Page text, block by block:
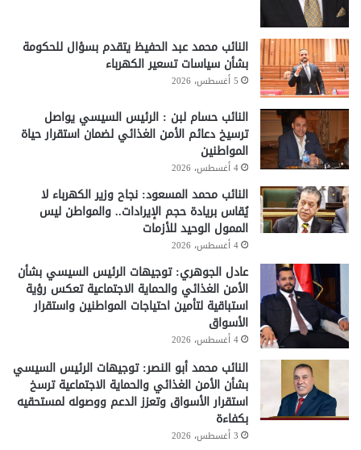
النائب محمد عبد الحفيظ يتقدم بسؤال للحكومة
بشأن سياسات تسعير الكهرباء
5 أغسطس، 2026
النائب حسام لبن : الرئيس السيسي يواصل
ترسيخ دعائم الأمن الغذائي لضمان استقرار حياة
المواطنين
4 أغسطس، 2026
النائب محمد المسعود: نجاح وزير الكهرباء لا
يُقاس بريادة حجم الإيرادات.. والمواطن ليس
الممول الوحيد للأزمات
4 أغسطس، 2026
عادل الجوهري: توجيهات الرئيس السيسي بشأن
الأمن الغذائي والحماية الاجتماعية تعكس رؤية
استباقية لتأمين احتياجات المواطنين واستقرار
الأسواق
4 أغسطس، 2026
النائب محمد أبو النصر: توجيهات الرئيس السيسي
بشأن الأمن الغذائي والحماية الاجتماعية ترسخ
استقرار الأسواق وتعزز الدعم ووصوله لمستحقيه
بكفاءة
3 أغسطس، 2026